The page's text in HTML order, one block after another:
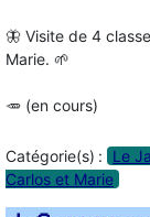
🦋 Visite de 4
Marie. 🌱
🥕 (en cours)
Catégorie(s) :
Le
Carlos et Marie